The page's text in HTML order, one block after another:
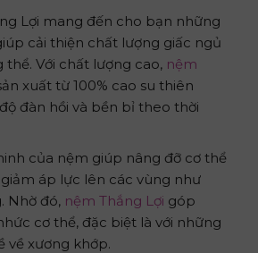
Lợi mang đến cho bạn những
cải thiện chất lượng giấc ngủ
thể. Với chất lượng cao, nệm
xuất từ 100% cao su thiên
đàn hồi và bền bỉ theo thời
của nệm giúp nâng đỡ cơ thể
áp lực lên các vùng như
Nhờ đó, nệm Thắng Lợi góp
cơ thể, đặc biệt là với những
về xương khớp.